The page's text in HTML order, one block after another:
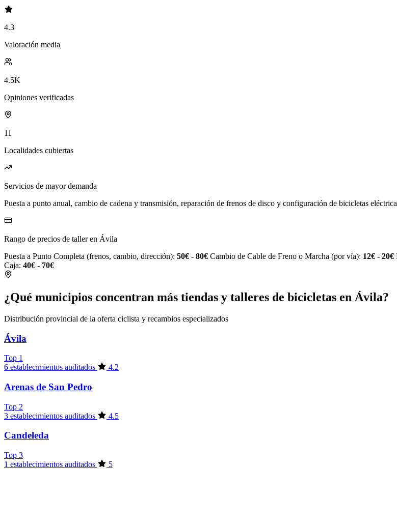
4.3
Valoración media
4.5K
Opiniones verificadas
11
Localidades cubiertas
Servicios de mayor demanda
Puesta a punto anual, cambio de cadena y transmisión, reparación de frenos de disco y configuración de bicicletas
Rango de precios de taller en Ávila
Puesta a Punto Completa (frenos, cambio, dirección): 50€ - 80€ Cambio de Cable de Freno o Marcha (por vía): 12€ - 20€
Caja: 40€ - 70€
¿Qué municipios concentran más tiendas y talleres de bicicletas en Ávila?
Distribución provincial de la oferta ciclista y recambios especializados
Ávila
Top 1
6 establecimientos auditados
4.2
Arenas de San Pedro
Top 2
3 establecimientos auditados
4.5
Candeleda
Top 3
1 establecimientos auditados
5